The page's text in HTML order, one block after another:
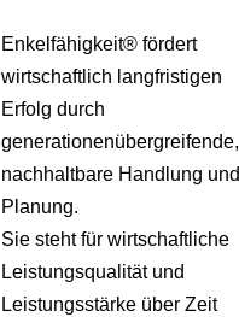
Enkelfähigkeit® fördert
wirtschaftlich langfristigen
Erfolg durch
generationenübergreifende,
nachhaltbare Handlung und
Planung.
Sie steht für wirtschaftliche
Leistungsqualität und
Leistungsstärke über Zeit